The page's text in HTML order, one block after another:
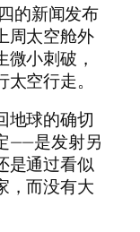
的新闻发布
周太空舱外
小刺破，
空行走。
地球的确切
——是发射另
是通过看似
，而没有大